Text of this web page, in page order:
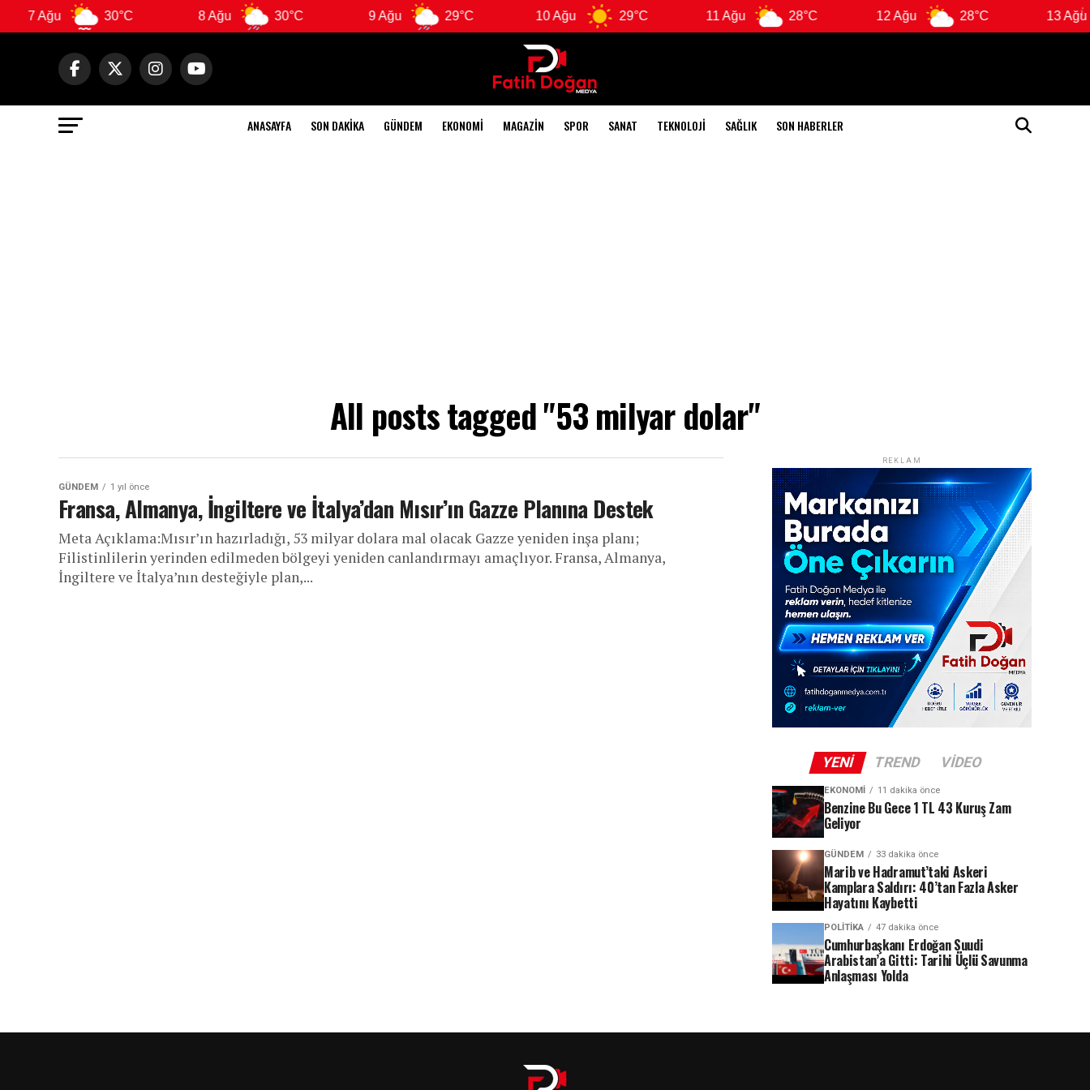
7 Ağu 30°C 8 Ağu 30°C 9 Ağu 29°C 10 Ağu 29°C 11 Ağu 28°C 12 Ağu 28°C 13 Ağu
ANASAYFA SON DAKIKA GÜNDEM EKONOMI MAGAZIN SPOR SANAT TEKNOLOJI SAĞLIK SON HABERLER
All posts tagged "53 milyar dolar"
GÜNDEM 1 yıl önce
Fransa, Almanya, İngiltere ve İtalya’dan Mısır’ın Gazze Planına Destek
Meta Açıklama:Mısır’ın hazırladığı, 53 milyar dolara mal olacak Gazze yeniden inşa planı;
Filistinlilerin yerinden edilmeden bölgeyi yeniden canlandırmayı amaçlıyor. Fransa, Almanya,
İngiltere ve İtalya’nın desteğiyle plan,...
REKLAM
YENI TREND VIDEO
EKONOMI 11 dakika önce
Benzine Bu Gece 1 TL 43 Kuruş Zam
Geliyor
GÜNDEM 33 dakika önce
Marib ve Hadramut’taki Askeri
Kamplara Saldırı: 40’tan Fazla Asker
Hayatını Kaybetti
POLITIKA 47 dakika önce
Cumhurbaşkanı Erdoğan Suudi
Arabistan’a Gitti: Tarihi Üçlü Savunma
Anlaşması Yolda